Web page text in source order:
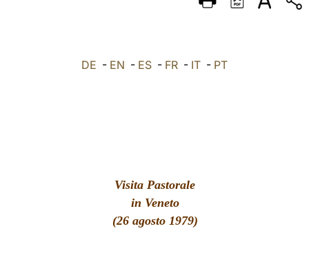
DEUTSCH
العربيّة DE - EN - ES - FR - IT - PT
Visita Pastorale
in Veneto
(26 agosto 1979)